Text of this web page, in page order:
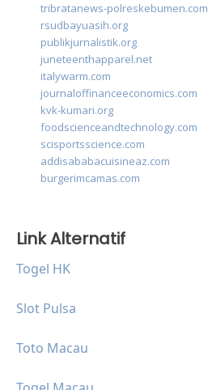
tribratanews-polreskebumen.com
rsudbayuasih.org
publikjurnalistik.org
juneteenthapparel.net
italywarm.com
journaloffinanceeconomics.com
kvk-kumari.org
foodscienceandtechnology.com
scisportsscience.com
addisababacuisineaz.com
burgerimcamas.com
Link Alternatif
Togel HK
Slot Pulsa
Toto Macau